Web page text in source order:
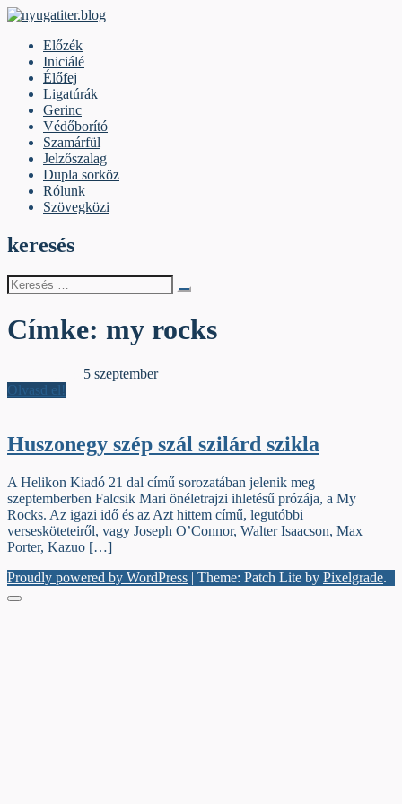
Skip
contentElőzék
Iniciálé
Élőfej
Ligatúrák
Gerinc
Védőborító
Szamárfül
Jelzőszalag
Dupla sorköz
Rólunk
Szövegközi
keresés
Keresés
erre:
Címke: my rocks
5 szeptember
Olvasd el!
Huszonegy szép szál szilárd szikla
A Helikon Kiadó 21 dal című sorozatában jelenik meg
szeptemberben Falcsik Mari önéletrajzi ihletésű prózája, a My
Rocks. Az igazi idő és az Azt hittem című, legutóbbi
versesköteteiről, vagy Joseph O’Connor, Walter Isaacson, Max
Porter, Kazuo […]
Proudly powered by WordPress | Theme: Patch Lite by Pixelgrade.
Menu